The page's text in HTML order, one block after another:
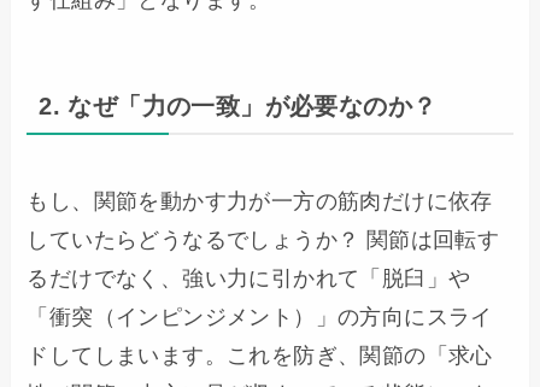
2. なぜ「力の一致」が必要なのか？
もし、関節を動かす力が一方の筋肉だけに依存
していたらどうなるでしょうか？ 関節は回転す
るだけでなく、強い力に引かれて「脱臼」や
「衝突（インピンジメント）」の方向にスライ
ドしてしまいます。これを防ぎ、関節の「求心